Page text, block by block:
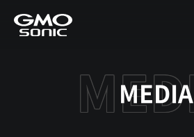
MEDIA